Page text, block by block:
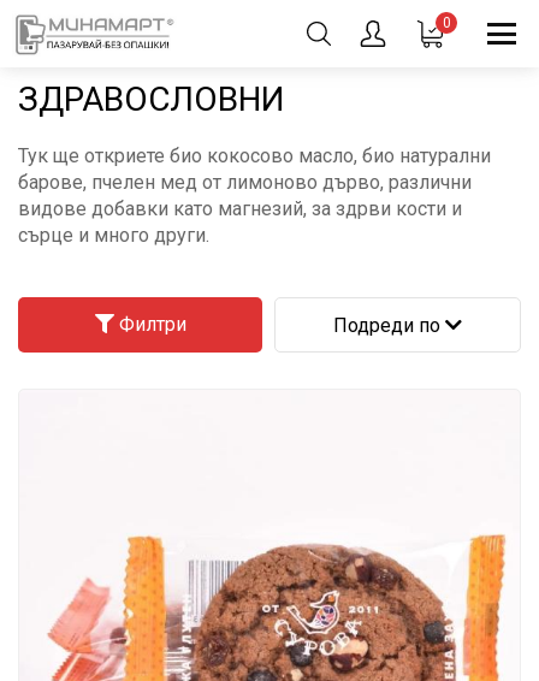
0
ЗДРАВОСЛОВНИ
Тук ще откриете био кокосово масло, био натурални
барове, пчелен мед от лимоново дърво, различни
видове добавки като магнезий, за здрви кости и
сърце и много други.
Филтри Подреди по